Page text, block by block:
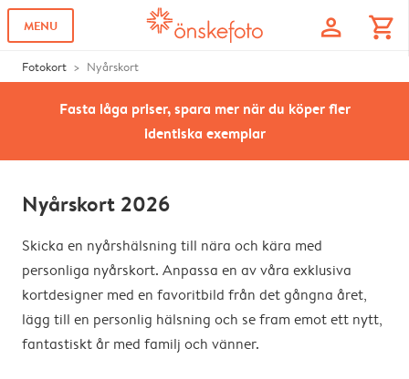
MENU profile shopping_cart
Fotokort Nyårskort
Fasta låga priser, spara mer när du köper fler
identiska exemplar
Nyårskort 2026
Skicka en nyårshälsning till nära och kära med
personliga nyårskort. Anpassa en av våra exklusiva
kortdesigner med en favoritbild från det gångna året,
lägg till en personlig hälsning och se fram emot ett nytt,
fantastiskt år med familj och vänner.